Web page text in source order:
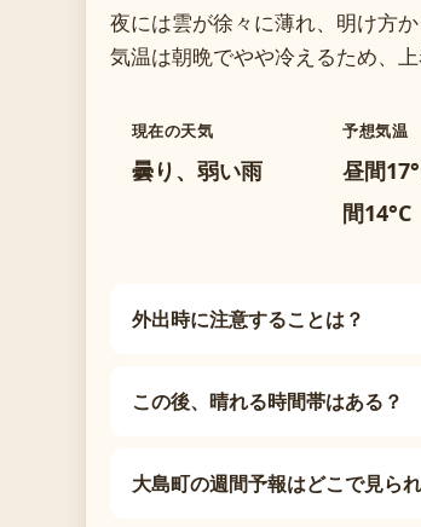
夜には雲が徐々に薄れ、明け方
気温は朝晩でやや冷えるため、
現在の天気
曇り、弱い雨
予想気温
昼間
間14°C
外出時に注意することは？
この後、晴れる時間帯はある？
大島町の週間予報はどこで見ら